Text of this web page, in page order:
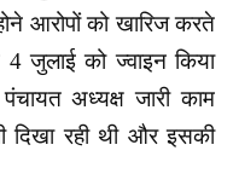
आरोपों को खारिज करते
जुलाई को ज्वाइन किया
अध्यक्ष जारी काम
दिखा रही थी और इसकी